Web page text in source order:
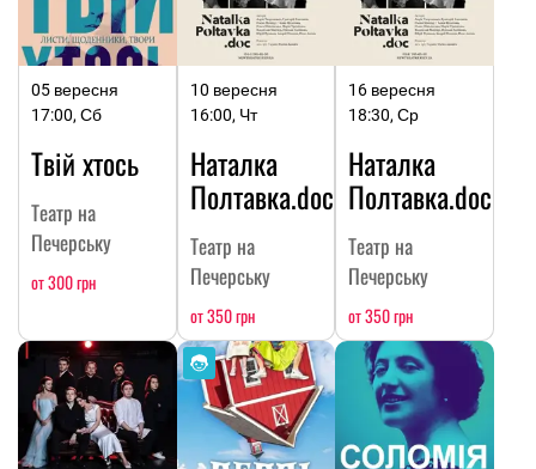
05 вересня
17:00, Сб
Твій хтось
Театр на
Печерську
от 300 грн
10 вересня
16:00, Чт
Наталка
Полтавка.doc
Театр на
Печерську
от 350 грн
16 вересня
18:30, Ср
Наталка
Полтавка.doc
Театр на
Печерську
от 350 грн